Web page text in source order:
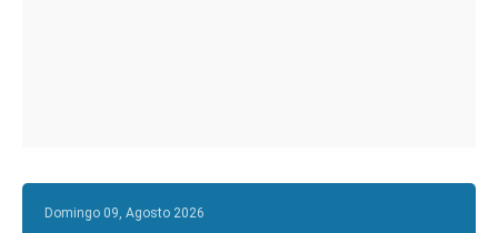
Domingo 09, Agosto 2026